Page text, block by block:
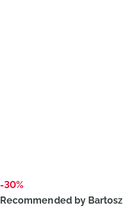
-30%
Recommended by